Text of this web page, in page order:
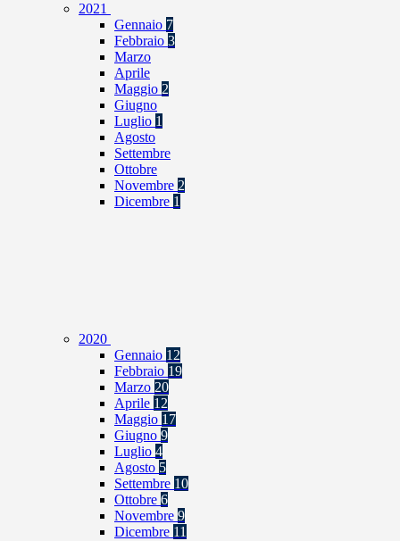
2021
Gennaio 7
Febbraio 3
Marzo
Aprile
Maggio 2
Giugno
Luglio 1
Agosto
Settembre
Ottobre
Novembre 2
Dicembre 1
2020
Gennaio 12
Febbraio 19
Marzo 20
Aprile 12
Maggio 17
Giugno 9
Luglio 4
Agosto 5
Settembre 10
Ottobre 6
Novembre 9
Dicembre 11